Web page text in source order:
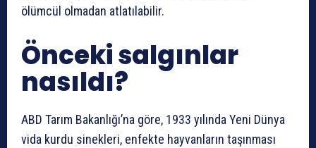
ölümcül olmadan atlatılabilir.
Önceki salgınlar
nasıldı?
ABD Tarım Bakanlığı’na göre, 1933 yılında Yeni Dünya
vida kurdu sinekleri, enfekte hayvanların taşınması